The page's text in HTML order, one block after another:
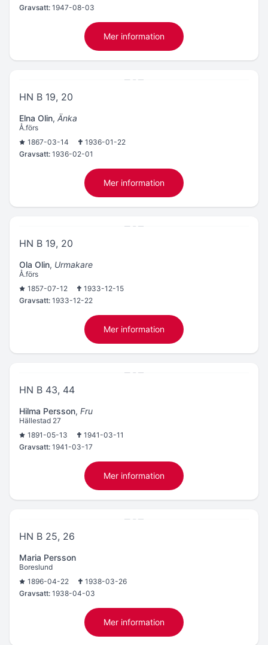
Gravsatt: 1947-08-03
Mer information
HN B 19, 20
Elna Olin, Änka
Å.förs
1867-03-14
1936-01-22
Gravsatt: 1936-02-01
Mer information
HN B 19, 20
Ola Olin, Urmakare
Å.förs
1857-07-12
1933-12-15
Gravsatt: 1933-12-22
Mer information
HN B 43, 44
Hilma Persson, Fru
Hällestad 27
1891-05-13
1941-03-11
Gravsatt: 1941-03-17
Mer information
HN B 25, 26
Maria Persson
Boreslund
1896-04-22
1938-03-26
Gravsatt: 1938-04-03
Mer information